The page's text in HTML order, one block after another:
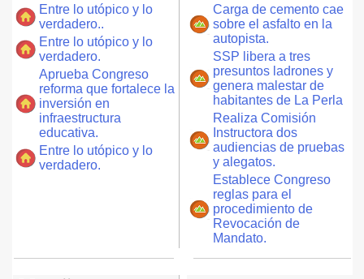
Entre lo utópico y lo
verdadero..
Entre lo utópico y lo
verdadero.
Aprueba Congreso
reforma que fortalece la
inversión en
infraestructura
educativa.
Entre lo utópico y lo
verdadero.
Carga de cemento cae
sobre el asfalto en la
autopista.
SSP libera a tres
presuntos ladrones y
genera malestar de
habitantes de La Perla
Realiza Comisión
Instructora dos
audiencias de pruebas
y alegatos.
Establece Congreso
reglas para el
procedimiento de
Revocación de
Mandato.